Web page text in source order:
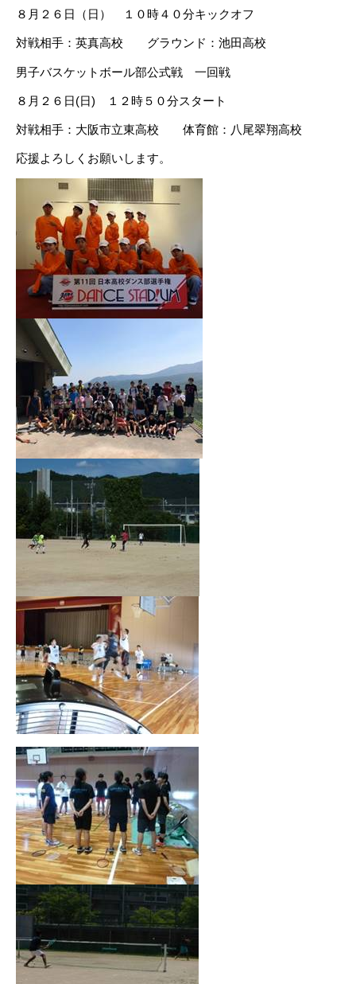
８月２６日（日） １０時４０分キックオフ
対戦相手：英真高校 グラウンド：池田高校
男子バスケットボール部公式戦 一回戦
８月２６日(日) １２時５０分スタート
対戦相手：大阪市立東高校 体育館：八尾翠翔高校
応援よろしくお願いします。